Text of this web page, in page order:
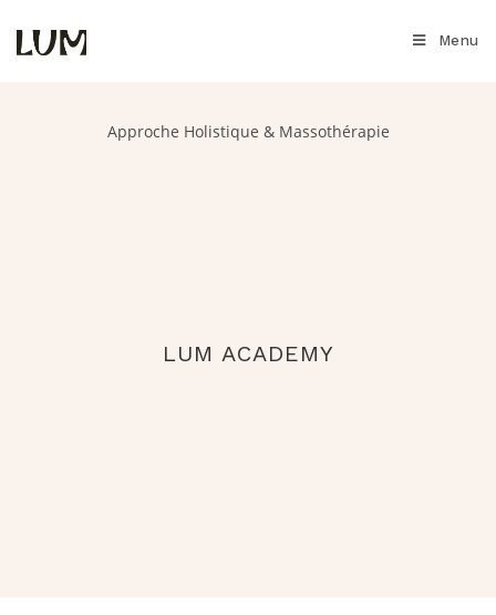
Menu
LUM ACADEMY
Approche Holistique & Massothérapie